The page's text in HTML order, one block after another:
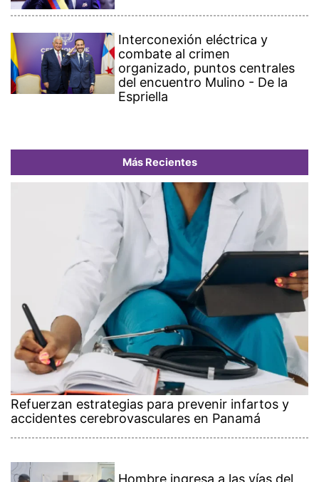
Interconexión eléctrica y
combate al crimen
organizado, puntos centrales
del encuentro Mulino - De la
Espriella
Más Recientes
Refuerzan estrategias para prevenir infartos y
accidentes cerebrovasculares en Panamá